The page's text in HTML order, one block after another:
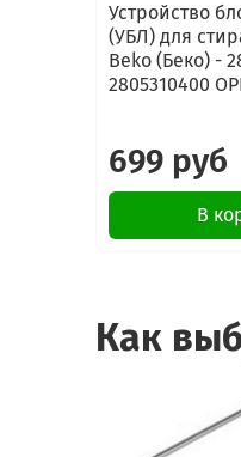
Устройство
(УБЛ) для
Beko (Беко) -
2805310400
699 руб
В
Как